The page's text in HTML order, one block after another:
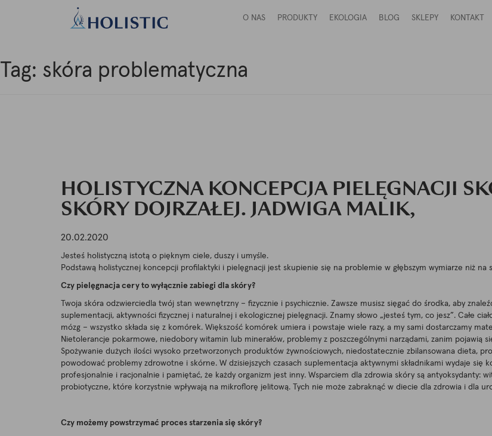
O NAS PRODUKTY EKOLOGIA BLOG SKLEPY KONTAKT
Tag: skóra problematyczna
HOLISTYCZNA KONCEPCJA PIELĘGNACJI
SKÓRY DOJRZAŁEJ. JADWIGA MALIK,
20.02.2020
Jesteś holistyczną istotą o pięknym ciele, duszy i umyśle.
Podstawą holistycznej koncepcji profilaktyki i pielęgnacji jest skupienie się na problemie w głębszym wymiarze niż na
Czy pielęgnacja cery to wyłącznie zabiegi dla skóry?
Twoja skóra odzwierciedla twój stan wewnętrzny – fizycznie i psychicznie. Zawsze musisz sięgać do środka, aby
suplementacji, aktywności fizycznej i naturalnej i ekologicznej pielęgnacji. Znamy słowo „jesteś tym, co jesz”. Całe
mózg – wszystko składa się z komórek. Większość komórek umiera i powstaje wiele razy, a my sami dostarczamy
Nietolerancje pokarmowe, niedobory witamin lub minerałów, problemy z poszczególnymi narządami, zanim pojawią
Spożywanie dużych ilości wysoko przetworzonych produktów żywnościowych, niedostatecznie zbilansowana dieta,
powodować problemy zdrowotne i skórne. W dzisiejszych czasach suplementacja aktywnymi składnikami wydaje
profesjonalnie i racjonalnie i pamiętać, że każdy organizm jest inny. Wsparciem dla zdrowia skóry są antyoksydanty:
probiotyczne, które korzystnie wpływają na mikroflorę jelitową. Tych nie może zabraknąć w diecie dla zdrowia i dla
Czy możemy powstrzymać proces starzenia się skóry?